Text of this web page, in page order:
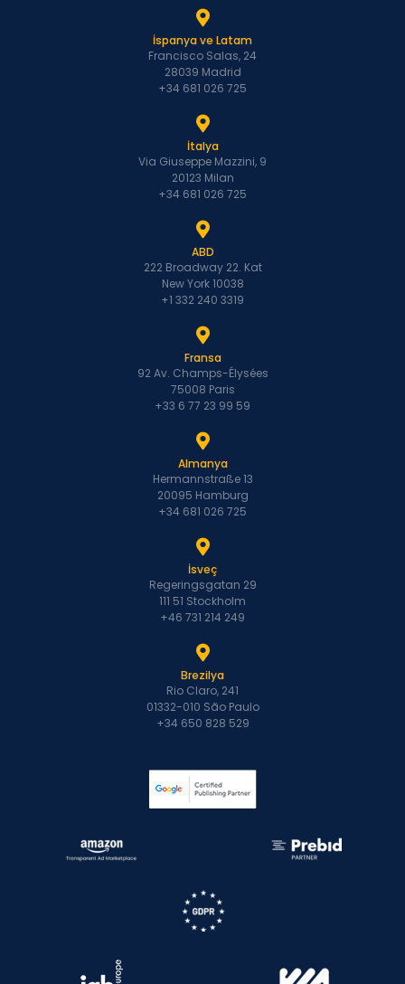
İspanya ve Latam
Francisco Salas, 24
28039 Madrid
+34 681 026 725
İtalya
Via Giuseppe Mazzini, 9
20123 Milan
+34 681 026 725
ABD
222 Broadway 22. Kat
New York 10038
+1 332 240 3319
Fransa
92 Av. Champs-Élysées
75008 Paris
+33 6 77 23 99 59
Almanya
Hermannstraße 13
20095 Hamburg
+34 681 026 725
İsveç
Regeringsgatan 29
111 51 Stockholm
+46 731 214 249
Brezilya
Rio Claro, 241
01332-010 São Paulo
+34 650 828 529